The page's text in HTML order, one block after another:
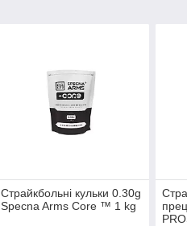
Страйкбольні кульки 0.30g
Specna Arms Core ™ 1 kg